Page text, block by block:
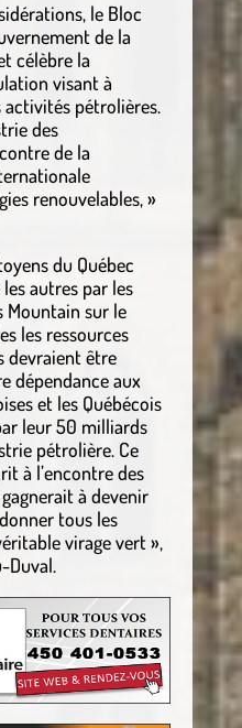
le Bloc
de la
célèbre la
visant à
activités pétrolières.
des
de la
renouvelables, »
du Québec
autres par les
Mountain sur le
les ressources
devraient être
dépendance aux
et les Québécois
leur 50 milliards
pétrolière. Ce
à l’encontre des
à devenir
tous les
virage vert »,
Duval.